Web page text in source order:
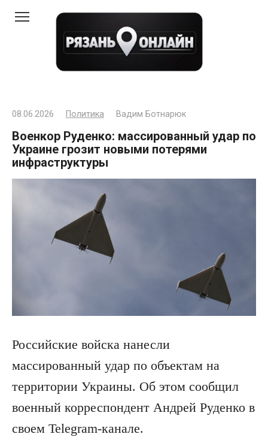
08.06.2026 Политика Вадим Ботнарюк
Военкор Руденко: массированный удар по
Украине грозит новыми потерями
инфраструктуры
Российские войска нанесли
массированный удар по объектам на
территории Украины. Об этом сообщил
военный корреспондент Андрей Руденко в
своем Telegram-канале.